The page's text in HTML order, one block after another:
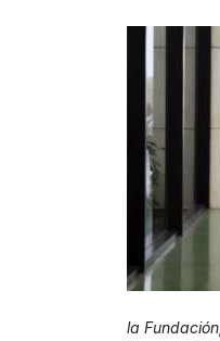
la Fundación,